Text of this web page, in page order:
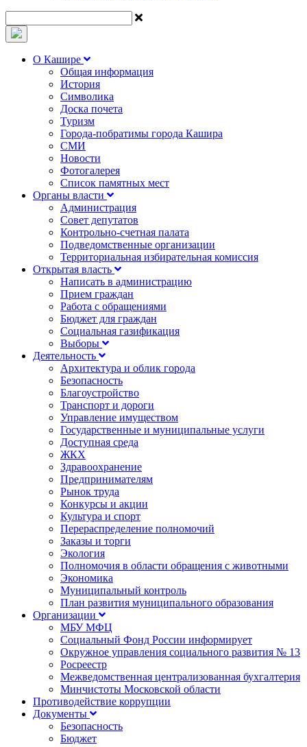
О Кашире
Общая информация
История
Символика
Доска почета
Туризм
Города-побратимы города Кашира
СМИ
Новости
Фотогалерея
Список памятных мест
Органы власти
Администрация
Совет депутатов
Контрольно-счетная палата
Подведомственные организации
Территориальная избирательная комиссия
Открытая власть
Написать в администрацию
Прием граждан
Работа с обращениями
Бюджет для граждан
Социальная газификация
Выборы
Деятельность
Архитектура и облик города
Безопасность
Благоустройство
Транспорт и дороги
Управление имуществом
Государственные и муниципальные услуги
Доступная среда
ЖКХ
Здравоохранение
Предпринимателям
Рынок труда
Конкурсы и акции
Культура и спорт
Перераспределение полномочий
Заказы и торги
Экология
Полномочия в области обращения с животными
Экономика
Муниципальный контроль
План развития муниципального образования
Организации
МБУ МФЦ
Социальный Фонд России информирует
Окружное управления социального развития № 13
Росреестр
Межведомственная централизованная бухгалтерия
Минчистоты Московской области
Противодействие коррупции
Документы
Безопасность
Бюджет